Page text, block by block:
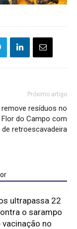
Próximo artigo
resíduos no
do Campo com
de retroescavadeira
ultrapassa 22
o sarampo
no